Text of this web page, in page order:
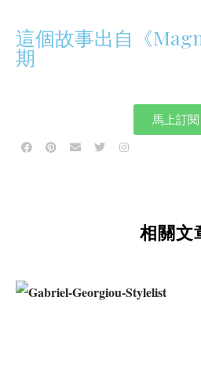
這個故事出自《
期
馬上訂閱
相關文